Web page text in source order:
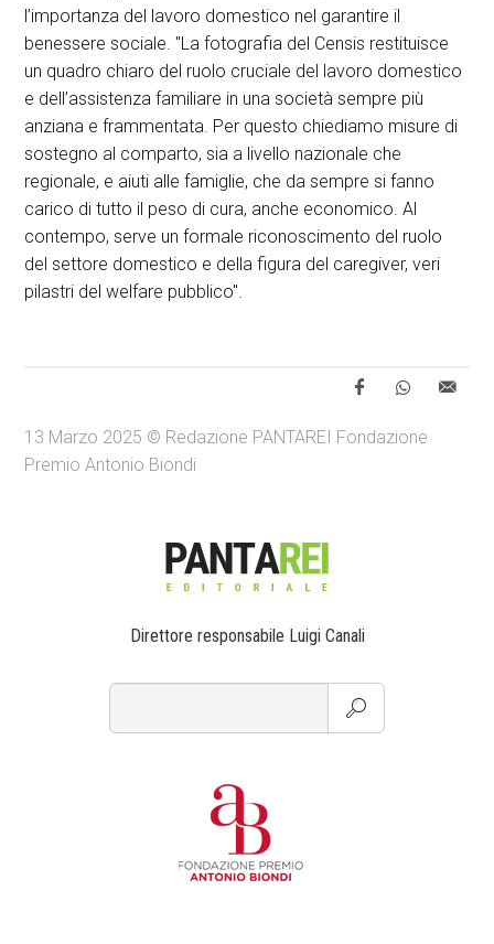
l’importanza del lavoro domestico nel garantire il
benessere sociale. "La fotografia del Censis restituisce
un quadro chiaro del ruolo cruciale del lavoro domestico
e dell’assistenza familiare in una società sempre più
anziana e frammentata. Per questo chiediamo misure di
sostegno al comparto, sia a livello nazionale che
regionale, e aiuti alle famiglie, che da sempre si fanno
carico di tutto il peso di cura, anche economico. Al
contempo, serve un formale riconoscimento del ruolo
del settore domestico e della figura del caregiver, veri
pilastri del welfare pubblico".
13 Marzo 2025 © Redazione PANTAREI Fondazione
Premio Antonio Biondi
Direttore responsabile Luigi Canali